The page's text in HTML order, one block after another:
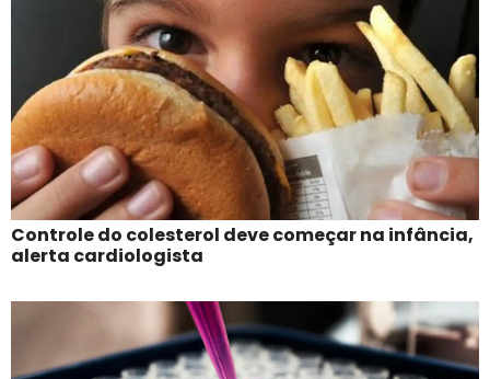
Controle do colesterol deve começar na infância,
alerta cardiologista